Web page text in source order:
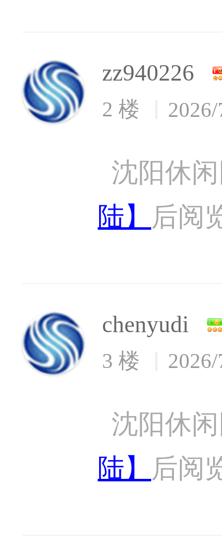
zz940226
2 楼
沈阳休
陆】
后阅
chenyudi
3 楼
沈阳休
陆】
后阅